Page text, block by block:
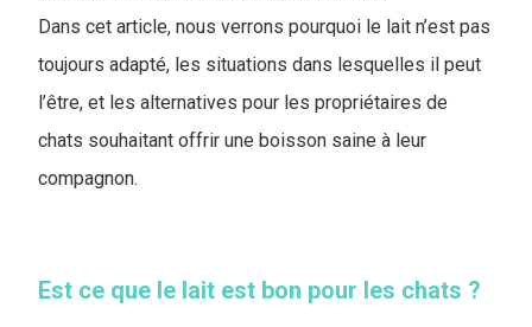
Dans cet article, nous verrons pourquoi le lait n’est pas
toujours adapté, les situations dans lesquelles il peut
l’être, et les alternatives pour les propriétaires de
chats souhaitant offrir une boisson saine à leur
compagnon.
Est ce que le lait est bon pour les chats ?